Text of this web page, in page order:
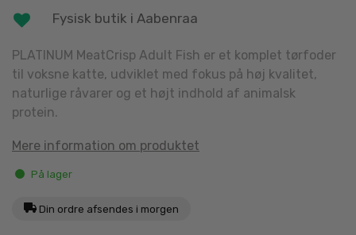
Fysisk butik i Aabenraa
PLATINUM MeatCrisp Adult Fish er et komplet tørfoder
til voksne katte, udviklet med fokus på høj kvalitet,
naturlige råvarer og et højt indhold af animalsk
protein.
Mere information om produktet
På lager
Din ordre afsendes i morgen